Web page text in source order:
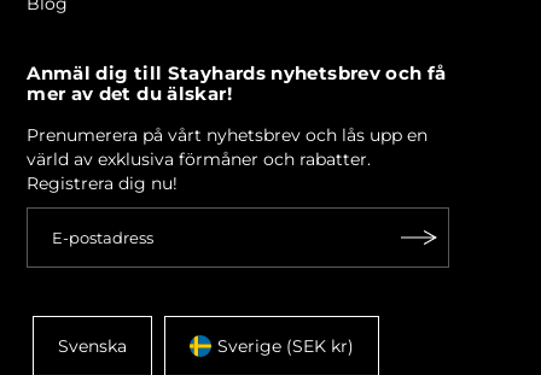
Blog
Anmäl dig till Stayhards nyhetsbrev och få
mer av det du älskar!
Prenumerera på vårt nyhetsbrev och lås upp en
värld av exklusiva förmåner och rabatter.
Registrera dig nu!
Svenska Sverige (SEK kr)